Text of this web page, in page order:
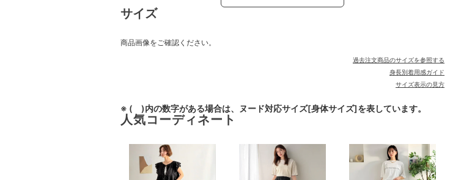
サイズ
商品画像をご確認ください。
過去注文商品のサイズを参照する
身長別着用感ガイド
サイズ表示の見方
※ ( )内の数字がある場合は、ヌード対応サイズ[身体サイズ]を表しています。
人気コーディネート